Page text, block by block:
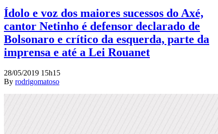
Ídolo e voz dos maiores sucessos do Axé,
cantor Netinho é defensor declarado de
Bolsonaro e crítico da esquerda, parte da
imprensa e até a Lei Rouanet
28/05/2019 15h15
By rodrigomatoso